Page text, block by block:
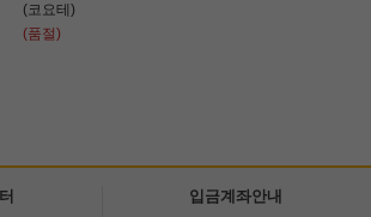
(코요테)
(품절)
입금계좌안내